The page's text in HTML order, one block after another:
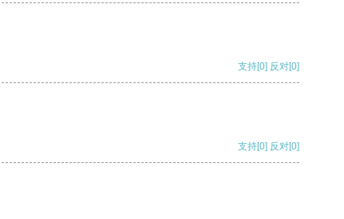
支持[0] 反对[0]
支持[0] 反对[0]